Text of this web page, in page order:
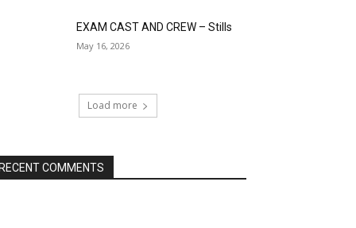
EXAM CAST AND CREW – Stills
May 16, 2026
Load more
RECENT COMMENTS